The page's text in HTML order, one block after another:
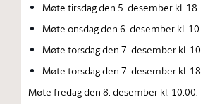
Møte tirsdag den 5. desember kl. 18.
Møte onsdag den 6. desember kl. 10
Møte torsdag den 7. desember kl. 10.
Møte torsdag den 7. desember kl. 18.
Møte fredag den 8. desember kl. 10.00.